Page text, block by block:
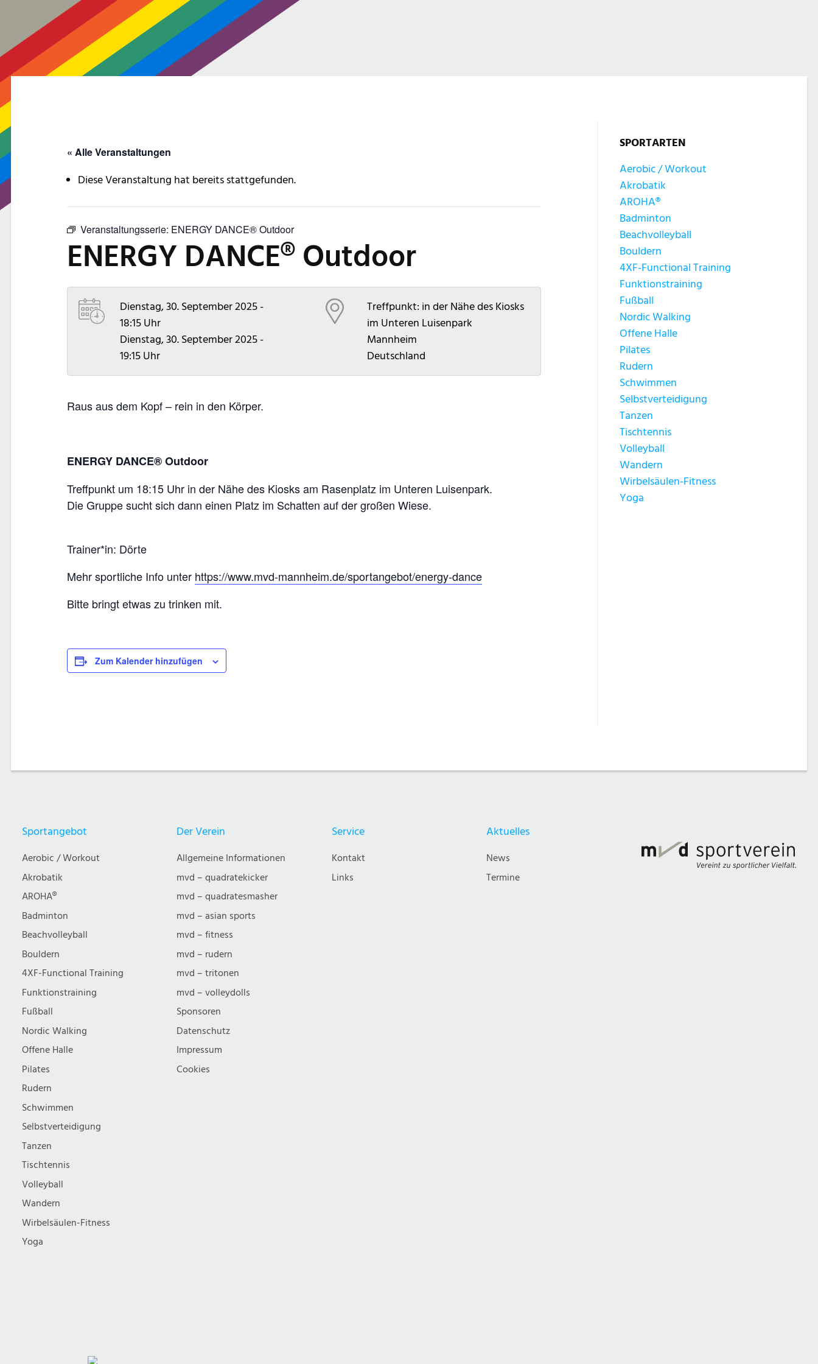
« Alle Veranstaltungen
Diese Veranstaltung hat bereits stattgefunden.
Veranstaltungsserie: ENERGY DANCE® Outdoor
ENERGY DANCE® Outdoor
Dienstag, 30. September 2025 -
18:15 Uhr
Dienstag, 30. September 2025 -
19:15 Uhr
Treffpunkt: in der Nähe des Kiosks
im Unteren Luisenpark
Mannheim
Deutschland
Raus aus dem Kopf – rein in den Körper.
ENERGY DANCE® Outdoor
Treffpunkt um 18:15 Uhr in der Nähe des Kiosks am Rasenplatz im Unteren Luisenpark.
Die Gruppe sucht sich dann einen Platz im Schatten auf der großen Wiese.
Trainer*in: Dörte
Mehr sportliche Info unter https://www.mvd-mannheim.de/sportangebot/energy-dance
Bitte bringt etwas zu trinken mit.
Zum Kalender hinzufügen
SPORTARTEN
Aerobic / Workout
Akrobatik
AROHA®
Badminton
Beachvolleyball
Bouldern
4XF-Functional Training
Funktionstraining
Fußball
Nordic Walking
Offene Halle
Pilates
Rudern
Schwimmen
Selbstverteidigung
Tanzen
Tischtennis
Volleyball
Wandern
Wirbelsäulen-Fitness
Yoga
Sportangebot
Aerobic / Workout
Akrobatik
AROHA®
Badminton
Beachvolleyball
Bouldern
4XF-Functional Training
Funktionstraining
Fußball
Nordic Walking
Offene Halle
Pilates
Rudern
Schwimmen
Selbstverteidigung
Tanzen
Tischtennis
Volleyball
Wandern
Wirbelsäulen-Fitness
Yoga
Der Verein
Allgemeine Informationen
mvd – quadratekicker
mvd – quadratesmasher
mvd – asian sports
mvd – fitness
mvd – rudern
mvd – tritonen
mvd – volleydolls
Sponsoren
Datenschutz
Impressum
Cookies
Service
Kontakt
Links
Aktuelles
News
Termine